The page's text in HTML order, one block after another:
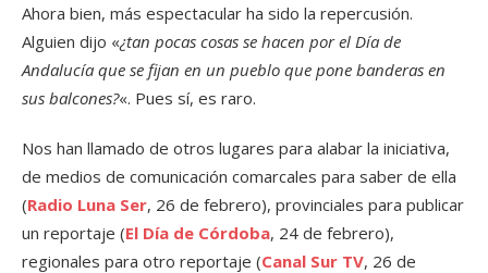
Ahora bien, más espectacular ha sido la repercusión.
Alguien dijo «¿tan pocas cosas se hacen por el Día de
Andalucía que se fijan en un pueblo que pone banderas en
sus balcones?«. Pues sí, es raro.
Nos han llamado de otros lugares para alabar la iniciativa,
de medios de comunicación comarcales para saber de ella
(Radio Luna Ser, 26 de febrero), provinciales para publicar
un reportaje (El Día de Córdoba, 24 de febrero),
regionales para otro reportaje (Canal Sur TV, 26 de